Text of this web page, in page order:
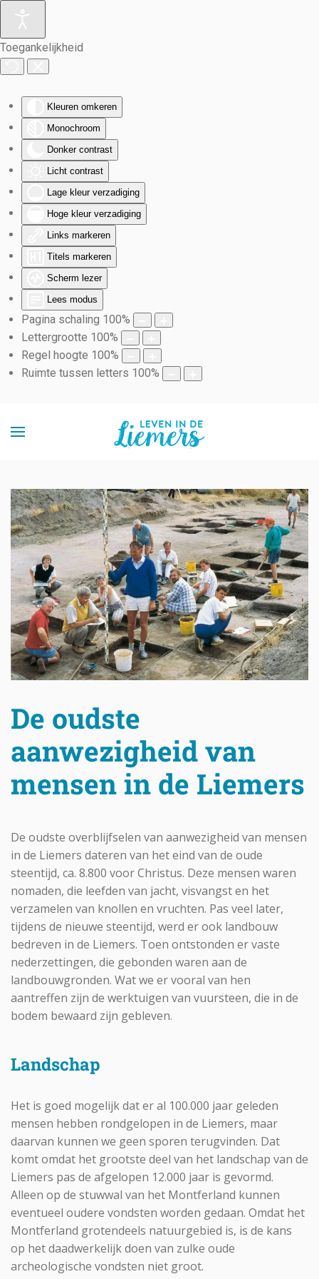
Toegankelijkheid
Kleuren omkeren
Monochroom
Donker contrast
Licht contrast
Lage kleur verzadiging
Hoge kleur verzadiging
Links markeren
Titels markeren
Scherm lezer
Lees modus
Pagina schaling 100%
Lettergrootte 100%
Regel hoogte 100%
Ruimte tussen letters 100%
Terug naar hoofdinhoud
De oudste
aanwezigheid van
mensen in de Liemers
De oudste overblijfselen van aanwezigheid van mensen
in de Liemers dateren van het eind van de oude
steentijd, ca. 8.800 voor Christus. Deze mensen waren
nomaden, die leefden van jacht, visvangst en het
verzamelen van knollen en vruchten. Pas veel later,
tijdens de nieuwe steentijd, werd er ook landbouw
bedreven in de Liemers. Toen ontstonden er vaste
nederzettingen, die gebonden waren aan de
landbouwgronden. Wat we er vooral van hen
aantreffen zijn de werktuigen van vuursteen, die in de
bodem bewaard zijn gebleven.
Landschap
Het is goed mogelijk dat er al 100.000 jaar geleden
mensen hebben rondgelopen in de Liemers, maar
daarvan kunnen we geen sporen terugvinden. Dat
komt omdat het grootste deel van het landschap van de
Liemers pas de afgelopen 12.000 jaar is gevormd.
Alleen op de stuwwal van het Montferland kunnen
eventueel oudere vondsten worden gedaan. Omdat het
Montferland grotendeels natuurgebied is, is de kans
op het daadwerkelijk doen van zulke oude
archeologische vondsten niet groot.